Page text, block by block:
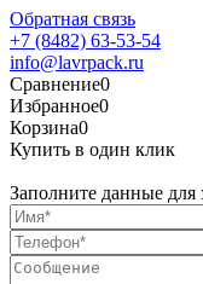
Обратная связь
+7 (8482) 63-53-54
info@lavrpack.ru
Сравнение0
Избранное0
Корзина0
Купить в один клик
Заполните данные для